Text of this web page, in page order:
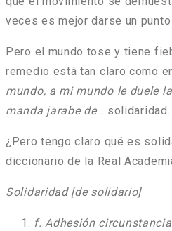
veces es mejor darse un
Pero el mundo tose y tiene
remedio está tan claro como
mundo, a mi mundo le duele
manda jarabe de… solidaridad.
¿Pero tengo claro qué es
diccionario de la Real
Solidaridad [de solidario]
f. Adhesión